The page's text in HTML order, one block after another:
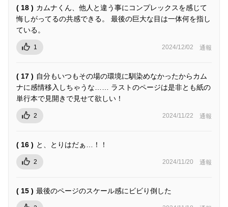
( 18 ) カムナくん、他人と違う事にコンプレックスを感じて
悔しがってるの共感できる。 最後の巨大な目は一体何を指し
ている。
1 2024/12/02 通報
( 17 ) 自分もいつもその場の環境に馴染めなかったからカム
ナに感情移入しちゃうな…… ラストのページは是非とも紙の
単行本で見開きで見せて欲しい！
2 2024/11/22 通報
( 16 ) と、とりはだぁ…！！
2 2024/11/20 通報
( 15 ) 最後のページのスケール感にビビり倒した